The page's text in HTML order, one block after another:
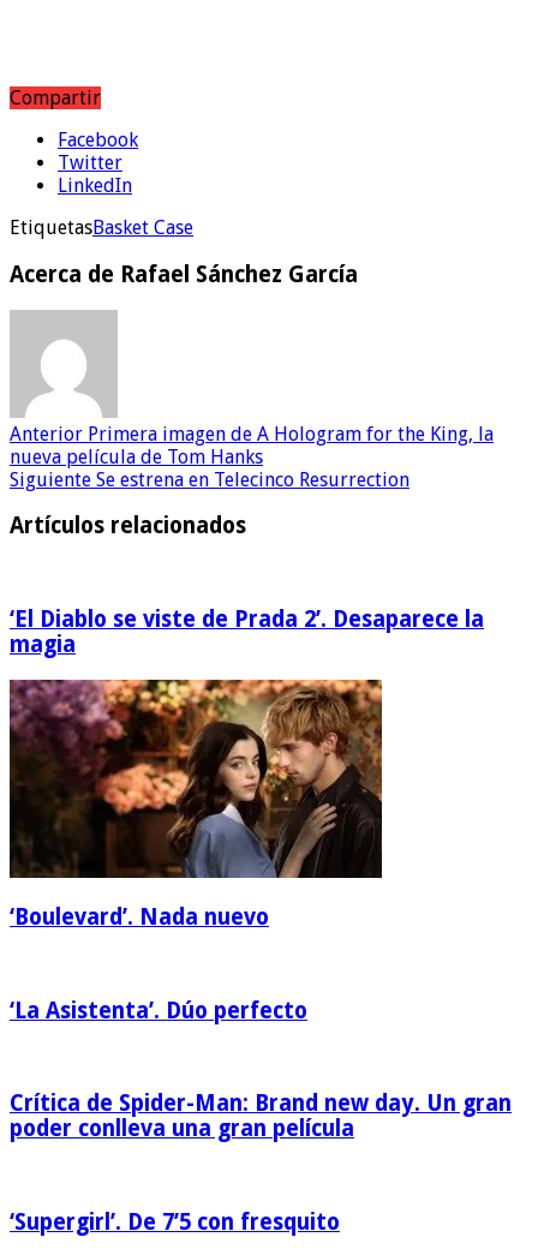
Compartir
Facebook
Twitter
LinkedIn
EtiquetasBasket Case
Acerca de Rafael Sánchez García
Anterior Primera imagen de A Hologram for the King, la
nueva película de Tom Hanks
Siguiente Se estrena en Telecinco Resurrection
Artículos relacionados
‘El Diablo se viste de Prada 2’. Desaparece la
magia
‘Boulevard’. Nada nuevo
‘La Asistenta’. Dúo perfecto
Crítica de Spider-Man: Brand new day. Un gran
poder conlleva una gran película
‘Supergirl’. De 7’5 con fresquito